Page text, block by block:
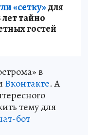
«сетку»для
тайно
гостей
в
Вконтакте. А
тему для
бот